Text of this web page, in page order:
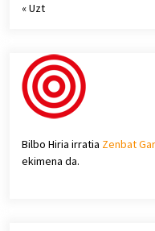
« Uzt
Bilbo Hiria irratia Zenbat
ekimena da.